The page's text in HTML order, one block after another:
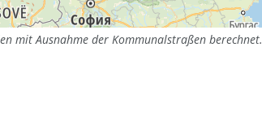
mit Ausnahme der Kommunalstraßen berechnet.